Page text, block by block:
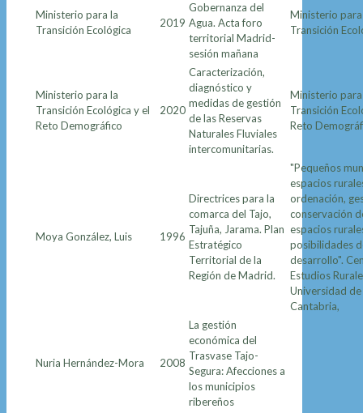
Ministerio para la
Transición Ecológica
2019
Gobernanza del
Agua. Acta foro
territorial Madrid-
sesión mañana
Ministerio
Transición
Ministerio para la
Transición Ecológica y el
Reto Demográfico
2020
Caracterización,
diagnóstico y
medidas de gestión
de las Reservas
Naturales Fluviales
intercomunitarias.
Ministerio
Transición
Reto
Moya González, Luis 1996
Directrices para la
comarca del Tajo,
Tajuña, Jarama. Plan
Estratégico
Territorial de la
Región de Madrid.
"Pequeños
espacios
ordenación,
conservación
espacios
posibilidades
desarrollo".
Estudios
Universidad de
Cantabria,
Nuria Hernández-Mora 2008
La gestión
económica del
Trasvase Tajo-
Segura: Afecciones a
los municipios
ribereños